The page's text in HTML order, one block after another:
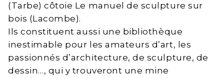
(Tarbe) côtoie Le manuel de sculpture sur
bois (Lacombe).
Ils constituent aussi une bibliothèque
inestimable pour les amateurs d’art, les
passionnés d’architecture, de sculpture, de
dessin…, qui y trouveront une mine